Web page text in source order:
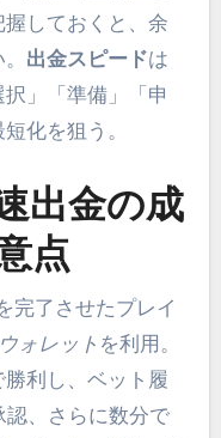
しておくと、余
出金スピードは
」「準備」「申
化を狙う。
出金の成
点
完了させたプレイ
ォレット を利用。
利し、ベット履
認、さらに数分で